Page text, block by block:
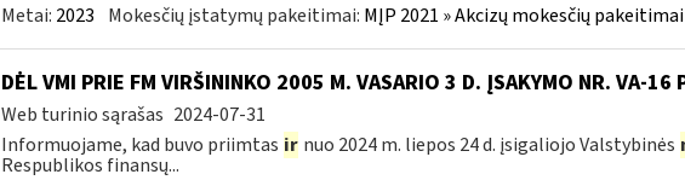
Metai: 2023 Mokesčių įstatymų pakeitimai: MĮP 2021 » Akcizų mokesčių
DĖL VMI PRIE FM VIRŠININKO 2005 M. VASARIO 3 D. ĮSAKYMO NR. VA-16
Web turinio sąrašas 2024-07-31
Informuojame, kad buvo priimtas ir nuo 2024 m. liepos 24 d. įsigaliojo Valstybinės
Respublikos finansų...